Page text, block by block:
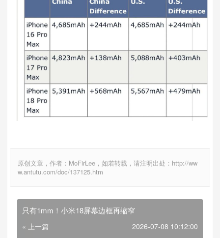
原创文章，作者：MoFirLee，如若转载，请注明出处：http://ww
w.antutu.com/doc/137125.htm
只有1mm！小米18屏幕边框再缩窄
« 上一篇 2026-07-08 10:12:00